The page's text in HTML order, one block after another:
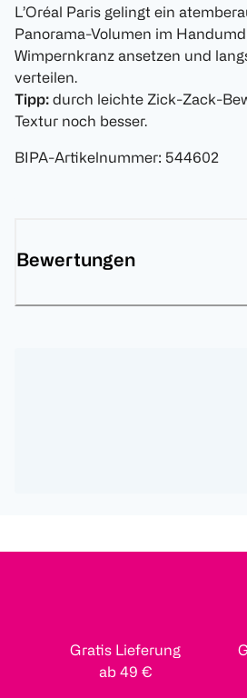
L’Oréal Paris gelingt ein
Panorama-Volumen im
Wimpernkranz ansetzen und
verteilen.
Tipp: durch leichte Zick-Zack-
Textur noch besser.
BIPA-Artikelnummer: 544602
Bewertungen
Gratis Lieferung
ab 49 €